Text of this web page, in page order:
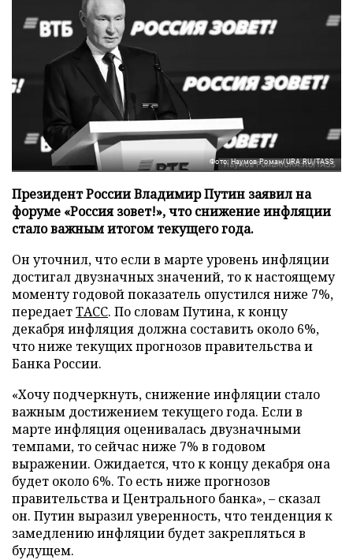
Фото: Наумов Роман/URA.RU/TASS
Президент России Владимир Путин заявил на
форуме «Россия зовет!», что снижение инфляции
стало важным итогом текущего года.
Он уточнил, что если в марте уровень инфляции
достигал двузначных значений, то к настоящему
моменту годовой показатель опустился ниже 7%,
передаетТАСС. По словам Путина, к концу
декабря инфляция должна составить около 6%,
что ниже текущих прогнозов правительства и
Банка России.
«Хочу подчеркнуть, снижение инфляции стало
важным достижением текущего года. Если в
марте инфляция оценивалась двузначными
темпами, то сейчас ниже 7% в годовом
выражении. Ожидается, что к концу декабря она
будет около 6%. То есть ниже прогнозов
правительства и Центрального банка», – сказал
он. Путин выразил уверенность, что тенденция к
замедлению инфляции будет закрепляться в
будущем.